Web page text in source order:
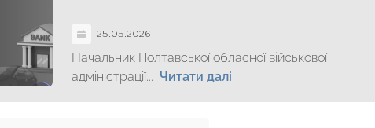
25.05.2026
Начальник Полтавської обласної військової
адміністрації... Читати далі